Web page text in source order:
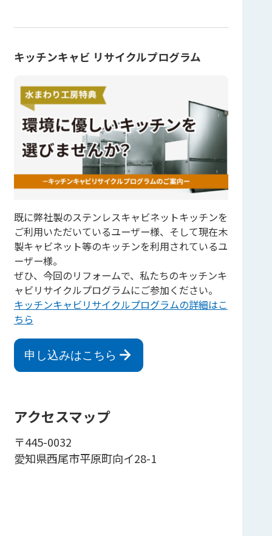
キッチンキャビ リサイクルプログラム
既に弊社製のステンレスキャビネットキッチンを
ご利用いただいているユーザー様、そして現在木
製キャビネット等のキッチンを利用されているユ
ーザー様。
ぜひ、今回のリフォームで、私たちのキッチンキ
ャビリサイクルプログラムにご参加ください。
キッチンキャビリサイクルプログラムの詳細はこ
ちら
申し込みはこちら
アクセスマップ
〒445-0032
愛知県西尾市平原町向イ28-1